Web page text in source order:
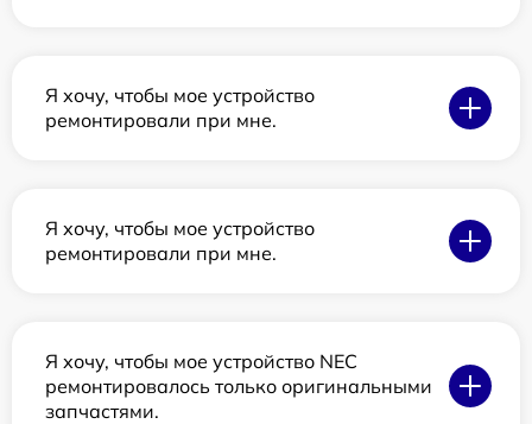
Я хочу, чтобы мое устройство
ремонтировали при мне.
Я хочу, чтобы мое устройство
ремонтировали при мне.
Я хочу, чтобы мое устройство NEC
ремонтировалось только оригинальными
запчастями.